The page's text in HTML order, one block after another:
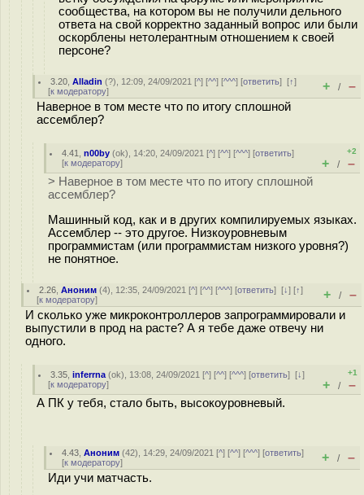
сообщества, на котором вы не получили дельного
ответа на свой корректно заданный вопрос или были
оскорблены нетолерантным отношением к своей
персоне?
3.20 ,Alladin (?), 12:09, 24/09/2021 [^] [^^] [^^^] [ответить][↑]
[к модератору] + / –
Наверное в том месте что по итогу сплошной
ассемблер?
4.41 ,n00by (ok), 14:20, 24/09/2021 [^] [^^] [^^^] [ответить]
[к модератору]
+2
+ / –
> Наверное в том месте что по итогу сплошной
ассемблер?
Машинный код, как и в других компилируемых языках.
Ассемблер -- это другое. Низкоуровневым
программистам (или программистам низкого уровня?)
не понятное.
2.26 ,Аноним (4), 12:35, 24/09/2021 [^] [^^] [^^^] [ответить][↓] [↑]
[к модератору] + / –
И сколько уже микроконтроллеров запрограммировали и
выпустили в прод на расте? А я тебе даже отвечу ни
одного.
3.35 ,inferrna (ok), 13:08, 24/09/2021 [^] [^^] [^^^] [ответить][↓]
[к модератору]
+1
+ / –
А ПК у тебя, стало быть, высокоуровневый.
4.43 ,Аноним (42), 14:29, 24/09/2021 [^] [^^] [^^^] [ответить]
[к модератору] + / –
Иди учи матчасть.